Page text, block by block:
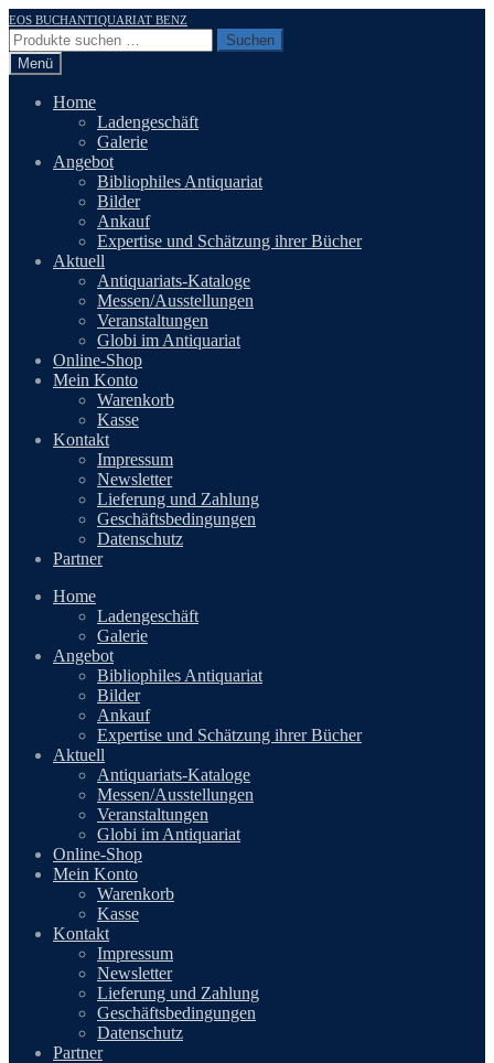
Zur
Navigation
springen
Zum
Inhalt
springen
EOS BUCHANTIQUARIAT BENZ
Suchen
nach:
Suchen
Menü
Home
Ladengeschäft
Galerie
Angebot
Bibliophiles Antiquariat
Bilder
Ankauf
Expertise und Schätzung ihrer Bücher
Aktuell
Antiquariats-Kataloge
Messen/Ausstellungen
Veranstaltungen
Globi im Antiquariat
Online-Shop
Mein Konto
Warenkorb
Kasse
Kontakt
Impressum
Newsletter
Lieferung und Zahlung
Geschäftsbedingungen
Datenschutz
Partner
Home
Ladengeschäft
Galerie
Angebot
Bibliophiles Antiquariat
Bilder
Ankauf
Expertise und Schätzung ihrer Bücher
Aktuell
Antiquariats-Kataloge
Messen/Ausstellungen
Veranstaltungen
Globi im Antiquariat
Online-Shop
Mein Konto
Warenkorb
Kasse
Kontakt
Impressum
Newsletter
Lieferung und Zahlung
Geschäftsbedingungen
Datenschutz
Partner